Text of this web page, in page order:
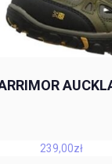
239,00zł